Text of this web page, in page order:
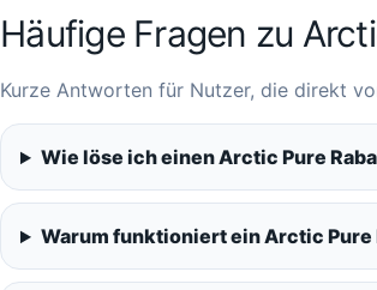
Häufige Fragen zu
Kurze Antworten für Nutzer, die direkt
Wie löse ich einen Arctic Pure
Warum funktioniert ein Arctic Pure